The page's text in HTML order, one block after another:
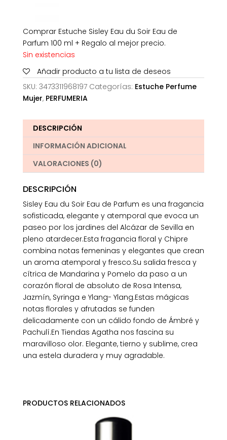
Comprar Estuche Sisley Eau du Soir Eau de
Parfum 100 ml + Regalo al mejor precio.
Sin existencias
Añadir producto a tu lista de deseos
SKU: 3473311968197 Categorías: Estuche Perfume
Mujer, PERFUMERIA
DESCRIPCIÓN
INFORMACIÓN ADICIONAL
VALORACIONES (0)
DESCRIPCIÓN
Sisley Eau du Soir Eau de Parfum es una fragancia
sofisticada, elegante y atemporal que evoca un
paseo por los jardines del Alcázar de Sevilla en
pleno atardecer.Esta fragancia floral y Chipre
combina notas femeninas y elegantes que crean
un aroma atemporal y fresco.Su salida fresca y
cítrica de Mandarina y Pomelo da paso a un
corazón floral de absoluto de Rosa Intensa,
Jazmín, Syringa e Ylang- Ylang.Estas mágicas
notas florales y afrutadas se funden
delicadamente con un cálido fondo de Ámbré y
Pachulí.En Tiendas Agatha nos fascina su
maravilloso olor. Elegante, tierno y sublime, crea
una estela duradera y muy agradable.
PRODUCTOS RELACIONADOS